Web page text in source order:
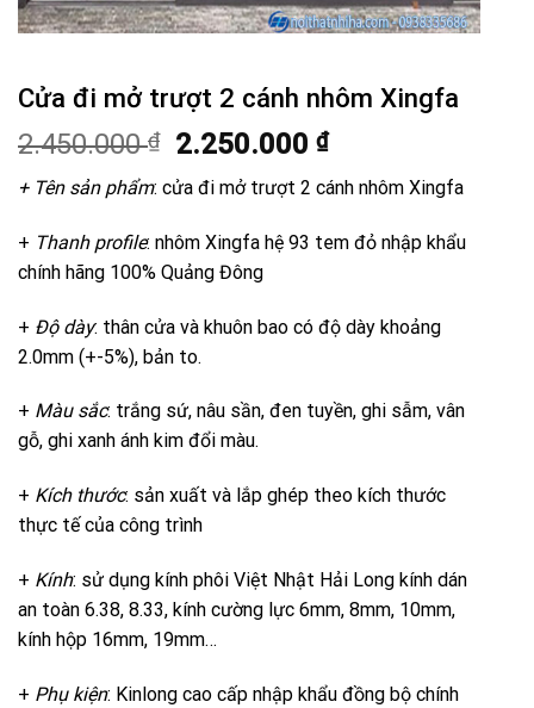
Cửa đi mở trượt 2 cánh nhôm Xingfa
2.450.000₫
Giá
gốc
là:
2.450.000 ₫.
2.250.000₫Giá
hiện
tại
2.250.000 ₫.
+ Tên sản phẩm: cửa đi mở trượt 2 cánh nhôm Xingfa
+ Thanh profile: nhôm Xingfa hệ 93 tem đỏ nhập khẩu
chính hãng 100% Quảng Đông
+ Độ dày: thân cửa và khuôn bao có độ dày khoảng
2.0mm (+-5%), bản to.
+ Màu sắc: trắng sứ, nâu sần, đen tuyền, ghi sẫm, vân
gỗ, ghi xanh ánh kim đổi màu.
+ Kích thước: sản xuất và lắp ghép theo kích thước
thực tế của công trình
+ Kính: sử dụng kính phôi Việt Nhật Hải Long kính dán
an toàn 6.38, 8.33, kính cường lực 6mm, 8mm, 10mm,
kính hộp 16mm, 19mm…
+ Phụ kiện: Kinlong cao cấp nhập khẩu đồng bộ chính